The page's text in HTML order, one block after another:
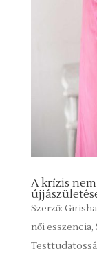
A krízis
Szerző:
női esszencia,